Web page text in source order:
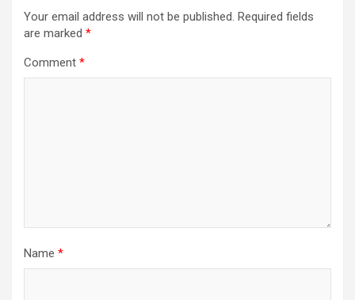
Your email address will not be published. Required fields
are marked *
Comment *
Name *